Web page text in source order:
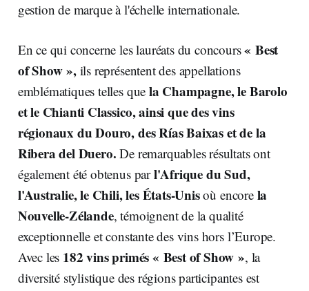
gestion de marque à l'échelle internationale.
En ce qui concerne les lauréats du concours« Best
of Show »,ils représentent des appellations
emblématiques telles que la Champagne, le Barolo
et le Chianti Classico, ainsi que des vins
régionaux du Douro, des Rías Baixas et de la
Ribera del Duero.De remarquables résultats ont
également été obtenus parl'Afrique du Sud,
l'Australie, le Chili, les États-Unisoù encore la
Nouvelle-Zélande, témoignent de la qualité
exceptionnelle et constante des vins hors l’Europe.
Avec les 182 vins primés « Best of Show », la
diversité stylistique des régions participantes est